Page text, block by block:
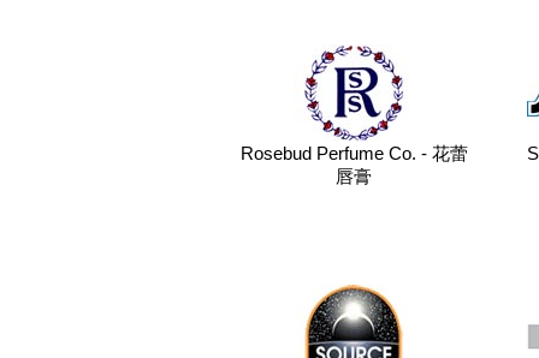
Rosebud Perfume Co. - 花蕾
唇膏